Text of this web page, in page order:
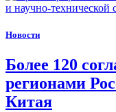
Новости
Более 120
регионами
Китая